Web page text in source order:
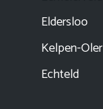
Eldersloo
Kelpen-Oler
Echteld